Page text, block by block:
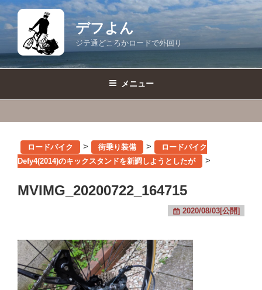
コ
ン
デフよん
ジテ通どころかロードで外回り
メニュー
ロードバイク > 街乗り装備 >
ロードバイク
Defy4(2014)のキックスタンドを新調しようとしたが
>
MVIMG_20200722_164715
2020/08/03[公開]